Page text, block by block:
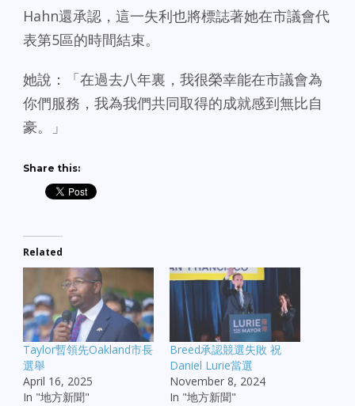
Hahn還承認，這一失利也將標誌著她在市議會代
表第5區的時間結束。
她說：「在過去八年裏，我很榮幸能在市議會為
你們服務，我為我們共同取得的成就感到無比自
豪。」
Share this:
Related
Taylor暫領先Oakland市長
選舉
April 16, 2025
In "地方新聞"
Breed承認競選失敗 祝
Daniel Lurie當選
November 8, 2024
In "地方新聞"